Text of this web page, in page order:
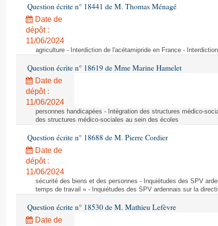
Question écrite n° 18441 de M. Thomas Ménagé
Date de
dépôt :
11/06/2024
agriculture - Interdiction de l'acétamipride en France -
Question écrite n° 18619 de Mme Marine Hamelet
Date de
dépôt :
11/06/2024
personnes handicapées - Intégration des structures médico-
des structures médico-sociales au sein des écoles
Question écrite n° 18688 de M. Pierre Cordier
Date de
dépôt :
11/06/2024
sécurité des biens et des personnes - Inquiétudes des SPV
temps de travail » - Inquiétudes des SPV ardennais sur la
Question écrite n° 18530 de M. Mathieu Lefèvre
Date de